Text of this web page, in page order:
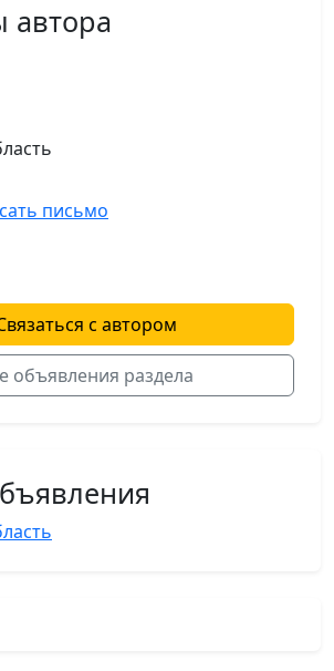
автора
письмо
с автором
объявления раздела